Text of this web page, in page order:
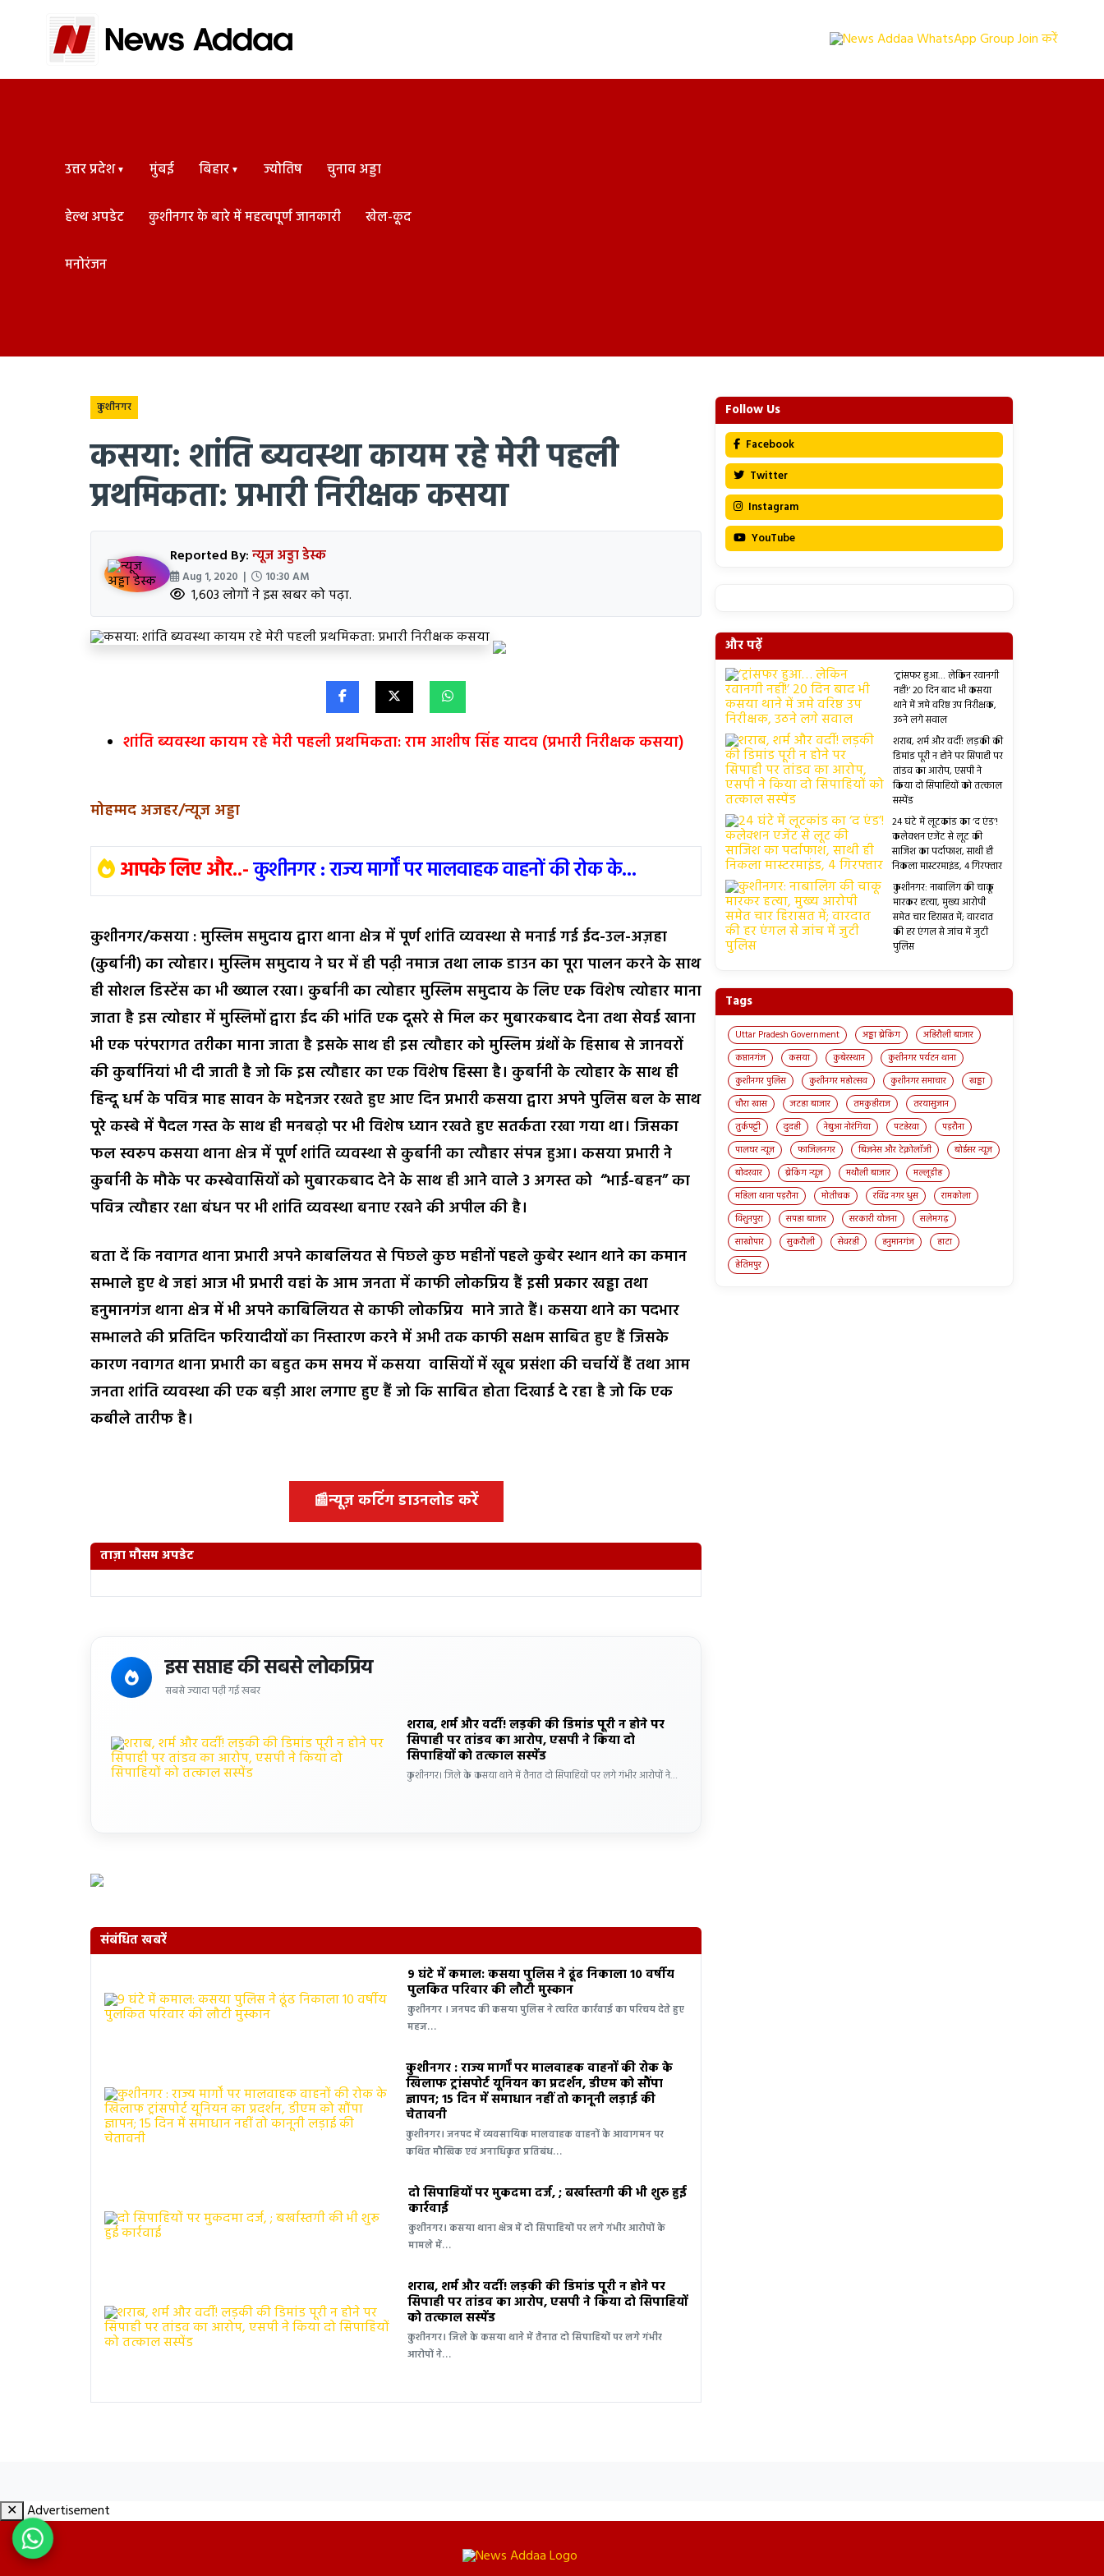
उत्तर प्रदेश मुंबई बिहार ज्योतिष चुनाव अड्डा
हेल्थ अपडेट कुशीनगर के बारे में महत्वपूर्ण जानकारी खेल-कूद
मनोरंजन
कुशीनगर
कसया: शांति ब्यवस्था कायम रहे मेरी पहली
प्रथमिकता: प्रभारी निरीक्षक कसया
Reported By:न्यूज अड्डा डेस्क
Aug 1, 2020 | 10:30 AM
1,603 लोगों ने इस खबर को पढ़ा.
शांति ब्यवस्था कायम रहे मेरी पहली प्रथमिकता: राम आशीष सिंह यादव (प्रभारी निरीक्षक कसया)
मोहम्मद अजहर/न्यूज अड्डा
आपके लिए और..-कुशीनगर : राज्य मार्गों पर मालवाहक वाहनों की रोक के...
कुशीनगर/कसया :मुस्लिम समुदाय द्वारा थाना क्षेत्र में पूर्ण शांति व्यवस्था से मनाई गई ईद-उल-अज़हा
(कुर्बानी) का त्योहार। मुस्लिम समुदाय ने घर में ही पढ़ी नमाज तथा लाक डाउन का पूरा पालन करने के साथ
ही सोशल डिस्टेंस का भी ख्याल रखा। कुर्बानी का त्योहार मुस्लिम समुदाय के लिए एक विशेष त्योहार माना
जाता है इस त्योहार में मुस्लिमों द्वारा ईद की भांति एक दूसरे से मिल कर मुबारकबाद देना तथा सेवई खाना
भी एक परंपरागत तरीका माना जाता है इसके साथ ही इस त्यौहार को मुस्लिम ग्रंथों के हिसाब से जानवरों
की कुर्बानियां भी दी जाती है जो कि इस त्यौहार का एक विशेष हिस्सा है। कुर्बानी के त्योहार के साथ ही
हिन्दू धर्म के पवित्र माह सावन के मद्देनजर रखते हुए आए दिन प्रभारी कसया द्वारा अपने पुलिस बल के साथ
पूरे कस्बे में पैदल गस्त के साथ ही मनबढ़ो पर भी विशेष ध्यान रखते हुए सतर्कता रखा गया था। जिसका
फल स्वरुप कसया थाना क्षेत्र में पूर्ण शांति व्यवस्था से कुर्बानी का त्यौहार संपन्न हुआ। कसया प्रभारी ने
कुर्बानी के मौके पर कस्बेवासियों को मुबारकबाद देने के साथ ही आने वाले 3 अगस्त को “भाई-बहन” का
पवित्र त्यौहार रक्षा बंधन पर भी शांति व्यवस्था बनाए रखने की अपील की है।
बता दें कि नवागत थाना प्रभारी अपने काबलियत से पिछ्ले कुछ महीनों पहले कुबेर स्थान थाने का कमान
सम्भाले हुए थे जहां आज भी प्रभारी वहां के आम जनता में काफी लोकप्रिय हैं इसी प्रकार खड्ढा तथा
हनुमानगंज थाना क्षेत्र में भी अपने काबिलियत से काफी लोकप्रिय माने जाते हैं। कसया थाने का पदभार
सम्भालते की प्रतिदिन फरियादीयों का निस्तारण करने में अभी तक काफी सक्षम साबित हुए हैं जिसके
कारण नवागत थाना प्रभारी का बहुत कम समय में कसया वासियों में खूब प्रसंशा की चर्चायें हैं तथा आम
जनता शांति व्यवस्था की एक बड़ी आश लगाए हुए हैं जो कि साबित होता दिखाई दे रहा है जो कि एक
कबीले तारीफ है।
📰न्यूज़ कटिंग डाउनलोड करें
ताज़ा मौसम अपडेट
इस सप्ताह की सबसे लोकप्रिय
सबसे ज्यादा पढ़ी गई खबर
शराब, शर्म और वर्दी! लड़की की डिमांड पूरी न होने पर
सिपाही पर तांडव का आरोप, एसपी ने किया दो
सिपाहियों को तत्काल सस्पेंड
कुशीनगर। जिले के कसया थाने में तैनात दो सिपाहियों पर लगे गंभीर आरोपों ने…
संबंधित खबरें
9 घंटे में कमाल: कसया पुलिस ने ढूंढ निकाला 10 वर्षीय
पुलकित परिवार की लौटी मुस्कान
कुशीनगर । जनपद की कसया पुलिस ने त्वरित कार्रवाई का परिचय देते हुए
महज…
कुशीनगर : राज्य मार्गों पर मालवाहक वाहनों की रोक के
खिलाफ ट्रांसपोर्ट यूनियन का प्रदर्शन, डीएम को सौंपा
ज्ञापन; 15 दिन में समाधान नहीं तो कानूनी लड़ाई की
चेतावनी
कुशीनगर। जनपद में व्यवसायिक मालवाहक वाहनों के आवागमन पर
कथित मौखिक एवं अनाधिकृत प्रतिबंध…
दो सिपाहियों पर मुकदमा दर्ज, ; बर्खास्तगी की भी शुरू हुई
कार्रवाई
कुशीनगर। कसया थाना क्षेत्र में दो सिपाहियों पर लगे गंभीर आरोपों के
मामले में…
शराब, शर्म और वर्दी! लड़की की डिमांड पूरी न होने पर
सिपाही पर तांडव का आरोप, एसपी ने किया दो सिपाहियों
को तत्काल सस्पेंड
कुशीनगर। जिले के कसया थाने में तैनात दो सिपाहियों पर लगे गंभीर
आरोपों ने…
Follow Us
Facebook
Twitter
Instagram
YouTube
और पढ़ें
‘ट्रांसफर हुआ… लेकिन रवानगी
नहीं!’ 20 दिन बाद भी कसया
थाने में जमे वरिष्ठ उप निरीक्षक,
उठने लगे सवाल
शराब, शर्म और वर्दी! लड़की की
डिमांड पूरी न होने पर सिपाही पर
तांडव का आरोप, एसपी ने
किया दो सिपाहियों को तत्काल
सस्पेंड
24 घंटे में लूटकांड का ‘द एंड’!
कलेक्शन एजेंट से लूट की
साजिश का पर्दाफाश, साथी ही
निकला मास्टरमाइंड, 4 गिरफ्तार
कुशीनगर: नाबालिग की चाकू
मारकर हत्या, मुख्य आरोपी
समेत चार हिरासत में; वारदात
की हर एंगल से जांच में जुटी
पुलिस
Tags
Uttar Pradesh Government अड्डा ब्रेकिंग
अहिरौली बाजार
कप्तानगंज
कसया कुबेरस्थान
कुशीनगर पर्यटन थाना
कुशीनगर पुलिस
कुशीनगर महोत्सव कुशीनगर समाचार
खड्डा
चौरा खास
जटहा बाजार तमकुहीराज
तरयासुजान
तुर्कपट्टी
दुदही नेबुआ नोरंगिया पटहेरवा
पड़रौना
पालघर न्यूज़
फाजिलनगर बिज़नेस और टेक्नोलॉजी
बोईसर न्यूज़
बोदरवार
ब्रेकिंग न्यूज़ मथौली बाजार
मल्लूडीह
महिला थाना पड़रौना
मोतीचक रविंद्र नगर धुस
रामकोला
विशुनपुरा
सपहा बाजार सरकारी योजना
सलेमगढ़
साखोपार
सुकरौली सेवरही हनुमानगंज
हाटा
हेतिमपुर
✕ Advertisement